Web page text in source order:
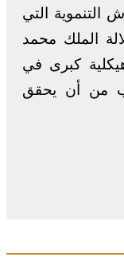
الأوراش التنموية التي
الملك محمد
كبرى في
من أن يحقق